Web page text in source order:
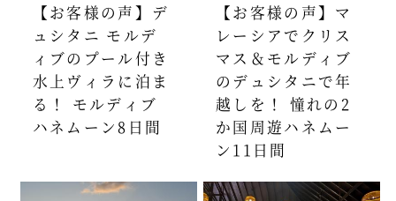
【お客様の声】デ
ュシタニ モルデ
ィブのプール付き
水上ヴィラに泊ま
る！ モルディブ
ハネムーン8日間
【お客様の声】マ
レーシアでクリス
マス＆モルディブ
のデュシタニで年
越しを！ 憧れの2
か国周遊ハネムー
ン11日間